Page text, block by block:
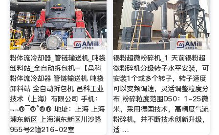
粉体流冷却器_管链输送机_吨袋
卸料站_全自动拆包机–【邑科
粉体流冷却器 管链输送机 吨袋
卸料站 全自动拆包机 邑科工业
技术（上海）有限公司 手机：
¬­­¬­®¯®°®® 地址：上海 上海
浦东新区 上海浦东新区川沙路
955号2幢216-02室
锡粉超微粉碎机_1 天前锡粉超
微粉碎机分级转子水平安装，可
安装1个或多个转子，转子速度
可以变频调速，灵活调整粒度分
布 粉碎粒度范围D50：1-25微
米，采用德国技术，高精度气流
粉碎机，并不断技术创新升级，
适 …